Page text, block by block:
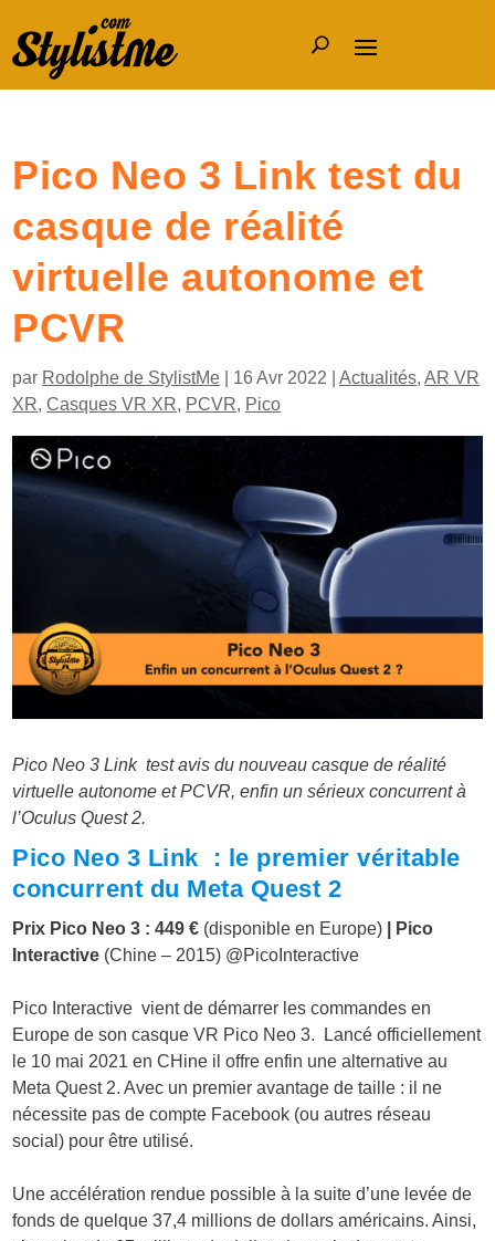
Pico Neo 3 Link test du
casque de réalité
virtuelle autonome et
PCVR
par Rodolphe de StylistMe 16 Avr 2022 |Actualités,AR VR
XR,Casques VR XR, PCVR, Pico
Pico Neo 3 Link test avis du nouveau casque de réalité
virtuelle autonome et PCVR, enfin un sérieux concurrent à
l’Oculus Quest 2.
Pico Neo 3 Link : le premier véritable
concurrent du Meta Quest 2
Prix Pico Neo 3 : 449 € (disponible en Europe)
Pico
Interactive (Chine – 2015) @PicoInteractive
Pico Interactive vient de démarrer les commandes en
Europe de son casque VR Pico Neo 3. Lancé officiellement
le 10 mai 2021 en CHine il offre enfin une alternative au
Meta Quest 2. Avec un premier avantage de taille : il ne
nécessite pas de compte Facebook (ou autres réseau
social) pour être utilisé.
Une accélération rendue possible à la suite d’une levée de
fonds de quelque 37,4 millions de dollars américains. Ainsi,